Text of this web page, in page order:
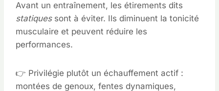
Avant un entraînement, les étirements dits
statiquessont à éviter. Ils diminuent la tonicité
musculaire et peuvent réduire les
performances.
👉 Privilégie plutôt un échauffement actif :
montées de genoux, fentes dynamiques,